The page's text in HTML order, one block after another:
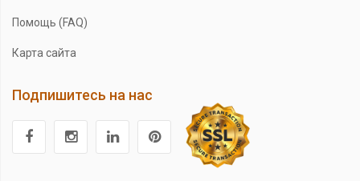
Помощь (FAQ)
Карта сайта
Подпишитесь на нас